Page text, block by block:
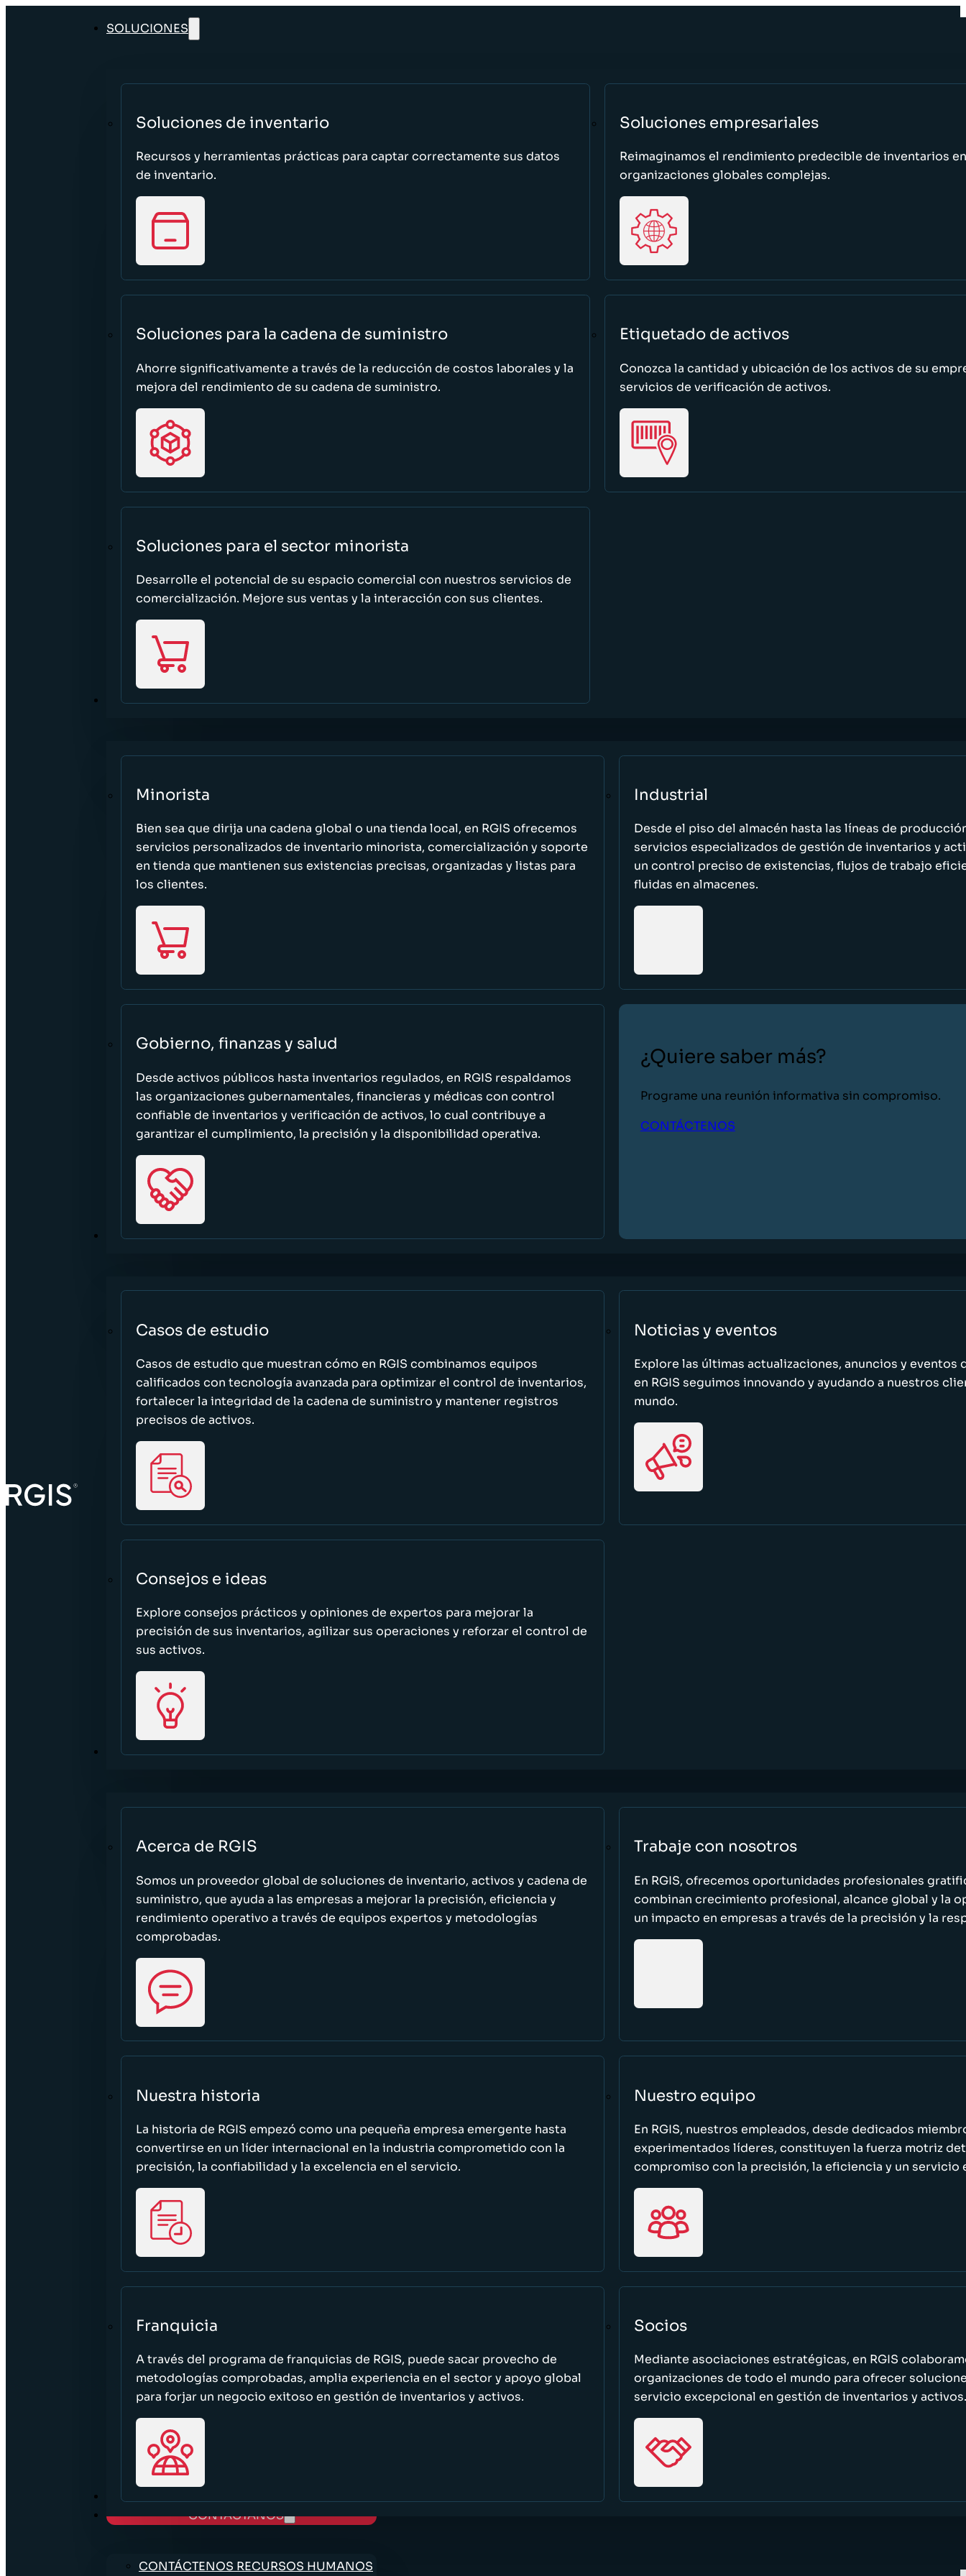
SOLUCIONES
Soluciones de inventario
Recursos y herramientas prácticas para captar correctamente sus datos
de inventario.
Soluciones empresariales
Reimaginamos el rendimiento predecible de inventarios en
organizaciones globales complejas.
Soluciones para la cadena de suministro
Ahorre significativamente a través de la reducción de costos laborales y la
mejora del rendimiento de su cadena de suministro.
Etiquetado de activos
Conozca la cantidad y ubicación de los activos de su
servicios de verificación de activos.
Soluciones para el sector minorista
Desarrolle el potencial de su espacio comercial con nuestros servicios de
comercialización. Mejore sus ventas y la interacción con sus clientes.
SECTORES
Minorista
Bien sea que dirija una cadena global o una tienda local, en RGIS ofrecemos
servicios personalizados de inventario minorista, comercialización y soporte
en tienda que mantienen sus existencias precisas, organizadas y listas para
los clientes.
Industrial
Desde el piso del almacén hasta las líneas de
servicios especializados de gestión de inventarios y
un control preciso de existencias, flujos de trabajo
fluidas en almacenes.
Gobierno, finanzas y salud
Desde activos públicos hasta inventarios regulados, en RGIS respaldamos
las organizaciones gubernamentales, financieras y médicas con control
confiable de inventarios y verificación de activos, lo cual contribuye a
garantizar el cumplimiento, la precisión y la disponibilidad operativa.
¿Quiere saber más?
Programe una reunión informativa sin compromiso.
CONTÁCTENOS
RECURSOS
Casos de estudio
Casos de estudio que muestran cómo en RGIS combinamos equipos
calificados con tecnología avanzada para optimizar el control de inventarios,
fortalecer la integridad de la cadena de suministro y mantener registros
precisos de activos.
Noticias y eventos
Explore las últimas actualizaciones, anuncios y eventos
en RGIS seguimos innovando y ayudando a nuestros
mundo.
Consejos e ideas
Explore consejos prácticos y opiniones de expertos para mejorar la
precisión de sus inventarios, agilizar sus operaciones y reforzar el control de
sus activos.
ACERCA DE
Acerca de RGIS
Somos un proveedor global de soluciones de inventario, activos y cadena de
suministro, que ayuda a las empresas a mejorar la precisión, eficiencia y
rendimiento operativo a través de equipos expertos y metodologías
comprobadas.
Trabaje con nosotros
En RGIS, ofrecemos oportunidades profesionales
combinan crecimiento profesional, alcance global y la
un impacto en empresas a través de la precisión y la
Nuestra historia
La historia de RGIS empezó como una pequeña empresa emergente hasta
convertirse en un líder internacional en la industria comprometido con la
precisión, la confiabilidad y la excelencia en el servicio.
Nuestro equipo
En RGIS, nuestros empleados, desde dedicados
experimentados líderes, constituyen la fuerza motriz
compromiso con la precisión, la eficiencia y un servicio
Franquicia
A través del programa de franquicias de RGIS, puede sacar provecho de
metodologías comprobadas, amplia experiencia en el sector y apoyo global
para forjar un negocio exitoso en gestión de inventarios y activos.
Socios
Mediante asociaciones estratégicas, en RGIS
organizaciones de todo el mundo para ofrecer
servicio excepcional en gestión de inventarios y activos.
TRABAJE CON NOSOTROS
CONTÁCTANOS
CONTÁCTENOS RECURSOS HUMANOS